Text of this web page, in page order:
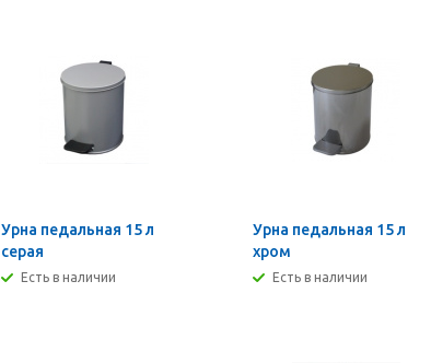
Урна педальная 15 л
серая
Есть в наличии
Урна педальная 15 л
хром
Есть в наличии